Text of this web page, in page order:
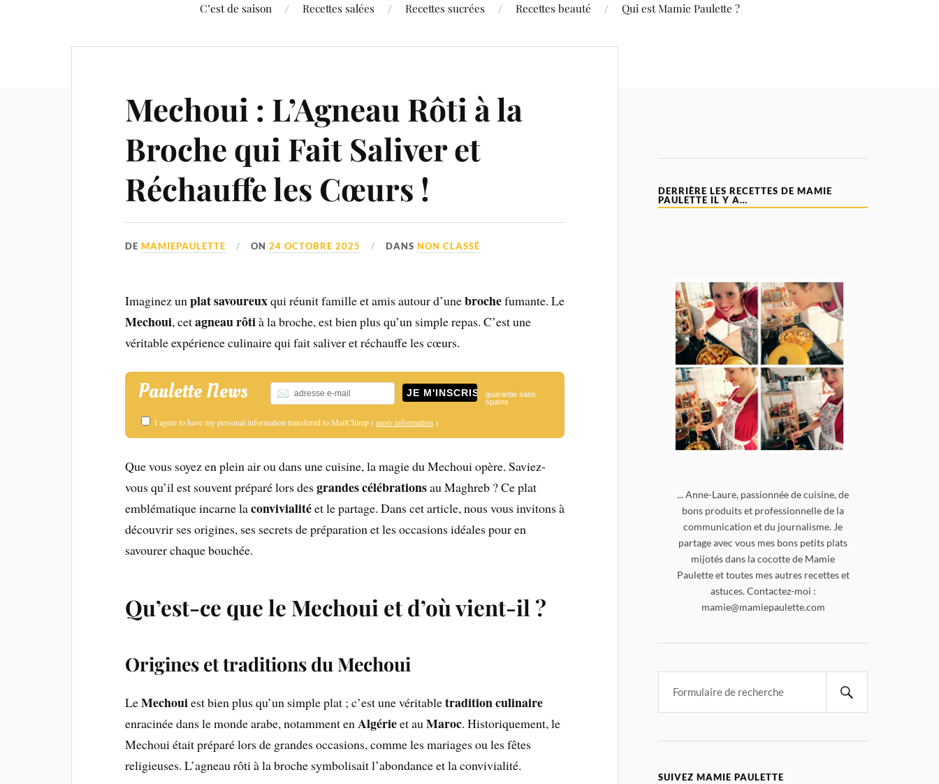
C’est de saison Recettes salées Recettes sucrées Recettes beauté Qui est Mamie Paulette ?
Mechoui : L’Agneau Rôti à la
Broche qui Fait Saliver et
Réchauffe les Cœurs !
DEMAMIEPAULETTE ON24 OCTOBRE 2025 DANSNON CLASSÉ
Imaginez unplat savoureuxqui réunit famille et amis autour d’unebrochefumante. Le
Mechoui, cetagneau rôtià la broche, est bien plus qu’un simple repas. C’est une
véritable expérience culinaire qui fait saliver et réchauffe les cœurs.
Paulette News
guarantie sans
spams
I agree to have my personal information transfered to MailChimp (more information )
Que vous soyez en plein air ou dans une cuisine, la magie du Mechoui opère. Saviez-
vous qu’il est souvent préparé lors desgrandes célébrationsau Maghreb ? Ce plat
emblématique incarne laconvivialitéet le partage. Dans cet article, nous vous invitons à
découvrir ses origines, ses secrets de préparation et les occasions idéales pour en
savourer chaque bouchée.
Qu’est-ce que le Mechoui et d’où vient-il ?
Origines et traditions du Mechoui
LeMechouiest bien plus qu’un simple plat ; c’est une véritabletradition culinaire
enracinée dans le monde arabe, notamment en Algérieet auMaroc. Historiquement, le
Mechoui était préparé lors de grandes occasions, comme les mariages ou les fêtes
religieuses. L’agneau rôti à la broche symbolisait l’abondance et la convivialité.
DERRIÈRE LES RECETTES DE MAMIE
PAULETTE IL Y A…
... Anne-Laure, passionnée de cuisine, de
bons produits et professionnelle de la
communication et du journalisme. Je
partage avec vous mes bons petits plats
mijotés dans la cocotte de Mamie
Paulette et toutes mes autres recettes et
astuces. Contactez-moi :
mamie@mamiepaulette.com
SUIVEZ MAMIE PAULETTE